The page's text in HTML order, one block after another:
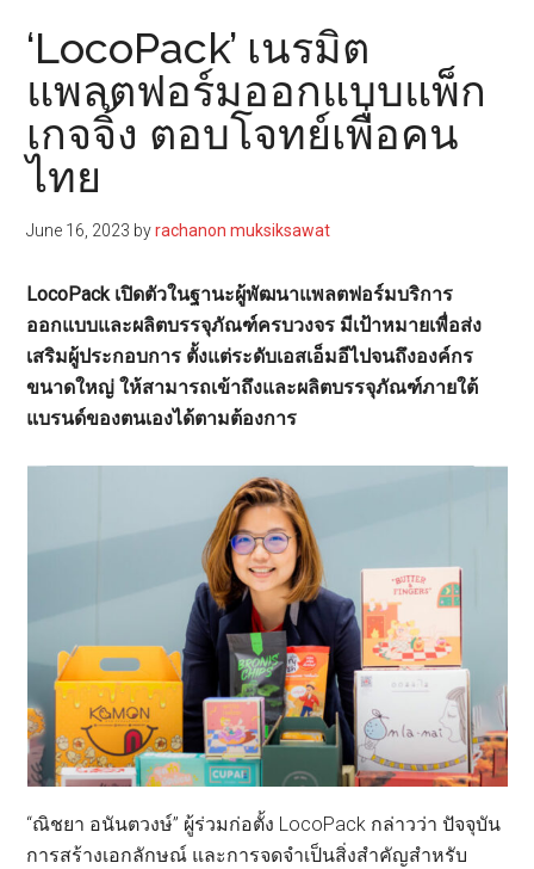
‘LocoPack’ เนรมิต
แพลตฟอร์มออกแบบแพ็ก
เกจจิ้ง ตอบโจทย์เพื่อคน
ไทย
June 16, 2023 byrachanon muksiksawat
LocoPack เปิดตัวในฐานะผู้พัฒนาแพลตฟอร์มบริการ
ออกแบบและผลิตบรรจุภัณฑ์ครบวงจร มีเป้าหมายเพื่อส่ง
เสริมผู้ประกอบการ ตั้งแต่ระดับเอสเอ็มอีไปจนถึงองค์กร
ขนาดใหญ่ ให้สามารถเข้าถึงและผลิตบรรจุภัณฑ์ภายใต้
แบรนด์ของตนเองได้ตามต้องการ
“ณิชยา อนันตวงษ์” ผู้ร่วมก่อตั้ง LocoPack กล่าวว่า ปัจจุบัน
การสร้างเอกลักษณ์ และการจดจำเป็นสิ่งสำคัญสำหรับ